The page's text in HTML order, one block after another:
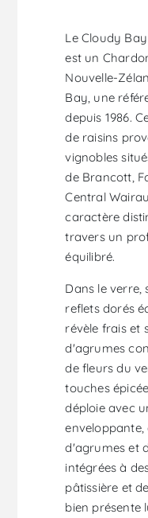
Le Cloudy
est un
Nouvelle-
Bay, une
depuis 1986.
de raisins
vignobles
de Brancott,
Central
caractère
travers un
équilibré.
Dans le verre,
reflets dorés
révèle frais et
d'agrumes
de fleurs du
touches
déploie avec
enveloppante,
d'agrumes et
intégrées à
pâtissière et
bien présente